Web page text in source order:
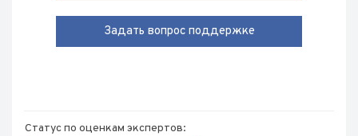
Задать вопрос поддержке
Статус по оценкам экспертов: